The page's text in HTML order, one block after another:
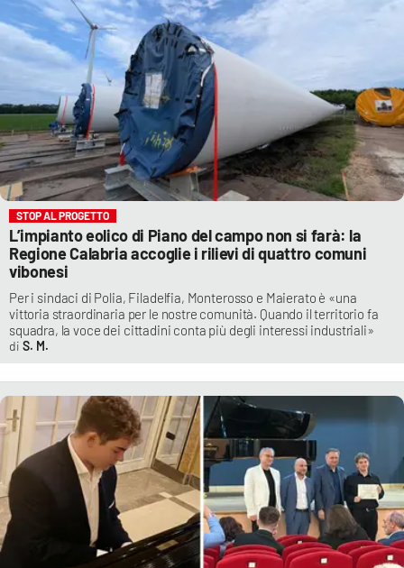
STOP AL PROGETTO
L’impianto eolico di Piano del campo non si farà: la
Regione Calabria accoglie i rilievi di quattro comuni
vibonesi
Per i sindaci di Polia, Filadelfia, Monterosso e Maierato è «una
vittoria straordinaria per le nostre comunità. Quando il territorio fa
squadra, la voce dei cittadini conta più degli interessi industriali»
S. M.